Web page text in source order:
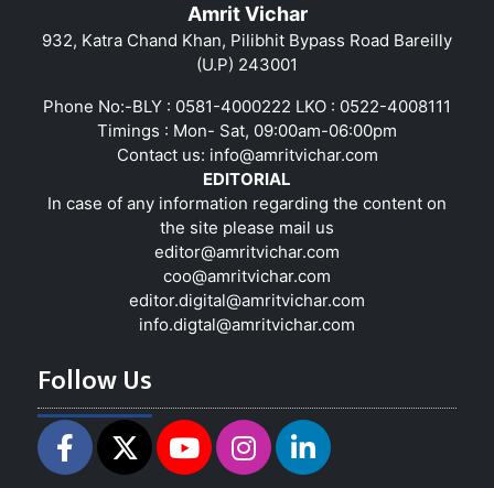
Amrit Vichar
932, Katra Chand Khan, Pilibhit Bypass Road Bareilly
(U.P) 243001
Phone No:-BLY : 0581-4000222 LKO : 0522-4008111
Timings : Mon- Sat, 09:00am-06:00pm
Contact us: info@amritvichar.com
EDITORIAL
In case of any information regarding the content on
the site please mail us
editor@amritvichar.com
coo@amritvichar.com
editor.digital@amritvichar.com
info.digtal@amritvichar.com
Follow Us